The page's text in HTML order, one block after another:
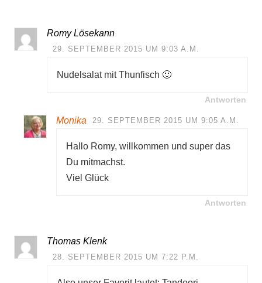
Romy Lösekann
29. SEPTEMBER 2015 UM 9:03 A.M.
Nudelsalat mit Thunfisch 🙂
Antworten
Monika 29. SEPTEMBER 2015 UM 9:05 A.M.
Hallo Romy, willkommen und super das
Du mitmachst.
Viel Glück
Antworten
Thomas Klenk
28. SEPTEMBER 2015 UM 7:22 P.M.